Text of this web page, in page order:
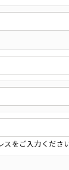
をご入力くださ